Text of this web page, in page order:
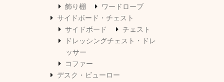
飾り棚
ワードローブ
サイドボード・チェスト
サイドボード
チェスト
ドレッシングチェスト・ドレ
ッサー
コファー
デスク・ビューロー